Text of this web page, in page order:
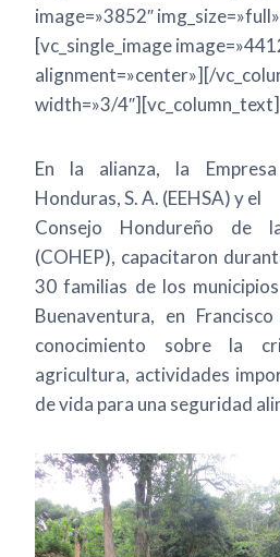
image=»3852″
[vc_single_image
alignment=»center»][/
width=»3/4″][vc_column_text]
En la alianza, la
Honduras, S. A. (EEHSA) y el
Consejo Hondureño de
(COHEP), capacitaron
30 familias de los
Buenaventura, en
conocimiento sobre la
agricultura, actividades
de vida para una seguridad